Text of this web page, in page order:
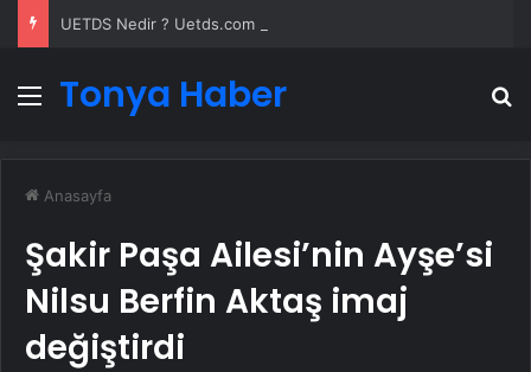
Menü
Tonya Haber
Anasayfa
Şakir Paşa Ailesi’nin Ayşe’si
Nilsu Berfin Aktaş imaj
değiştirdi